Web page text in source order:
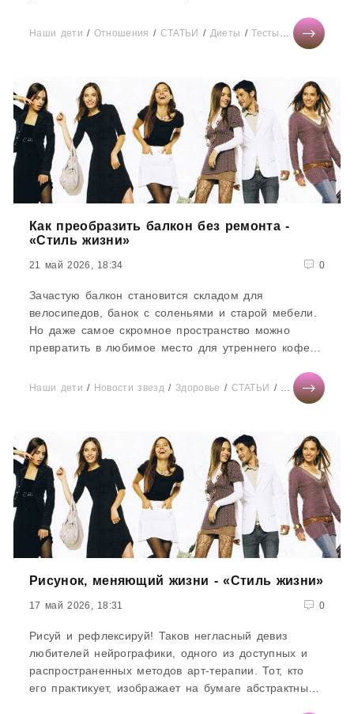
Наши дети / Отношения / СТАТЬИ / Диеты /Тесты онлайн /
Как преобразить балкон без ремонта -
«Стиль жизни»
21 май 2026, 18:34 0
Зачастую балкон становится складом для
велосипедов, банок с соленьями и старой мебели.
Но даже самое скромное пространство можно
превратить в любимое место для утреннего кофе
затевать дорогостоящий ремонт, выравнивать стены
Наши дети / Новости звезд / Здоровье / СТАТЬИ / Отношения
Рисунок, меняющий жизни - «Стиль жизни»
17 май 2026, 18:31 0
Рисуй и рефлексируй! Таков негласный девиз
любителей нейрографики, одного из доступных и
распространенных методов арт-терапии. Тот, кто
его практикует, изображает на бумаге абстрактные